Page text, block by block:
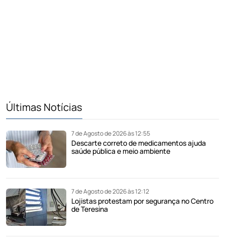
Últimas Notícias
7 de Agosto de 2026 às 12:55
Descarte correto de medicamentos ajuda
saúde pública e meio ambiente
7 de Agosto de 2026 às 12:12
Lojistas protestam por segurança no Centro
de Teresina